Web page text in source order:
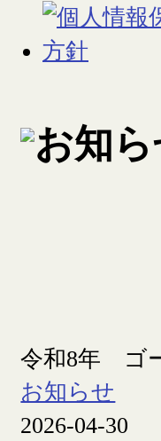
令和8年 ゴ
お知らせ
2026-04-30